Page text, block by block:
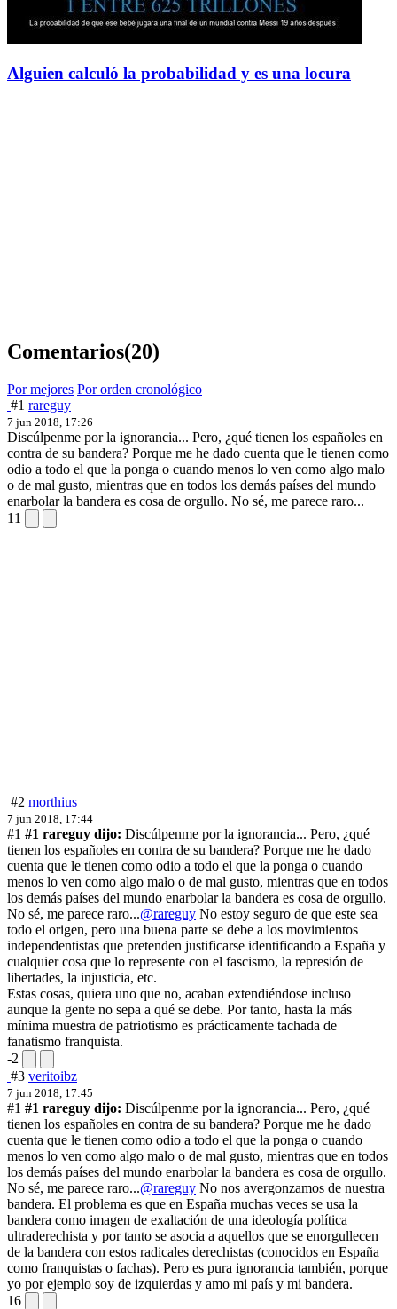
Alguien calculó la probabilidad y es una locura
Comentarios(20)
Por mejores Por orden cronológico
#1 rareguy
7 jun 2018, 17:26
Discúlpenme por la ignorancia... Pero, ¿qué tienen los españoles en
contra de su bandera? Porque me he dado cuenta que le tienen como
odio a todo el que la ponga o cuando menos lo ven como algo malo
o de mal gusto, mientras que en todos los demás países del mundo
enarbolar la bandera es cosa de orgullo. No sé, me parece raro...
11
#2 morthius
7 jun 2018, 17:44
#1 #1 rareguy dijo: Discúlpenme por la ignorancia... Pero, ¿qué
tienen los españoles en contra de su bandera? Porque me he dado
cuenta que le tienen como odio a todo el que la ponga o cuando
menos lo ven como algo malo o de mal gusto, mientras que en todos
los demás países del mundo enarbolar la bandera es cosa de orgullo.
No sé, me parece raro...@rareguy No estoy seguro de que este sea
todo el origen, pero una buena parte se debe a los movimientos
independentistas que pretenden justificarse identificando a España y
cualquier cosa que lo represente con el fascismo, la represión de
libertades, la injusticia, etc.
Estas cosas, quiera uno que no, acaban extendiéndose incluso
aunque la gente no sepa a qué se debe. Por tanto, hasta la más
mínima muestra de patriotismo es prácticamente tachada de
fanatismo franquista.
-2
#3 veritoibz
7 jun 2018, 17:45
#1 #1 rareguy dijo: Discúlpenme por la ignorancia... Pero, ¿qué
tienen los españoles en contra de su bandera? Porque me he dado
cuenta que le tienen como odio a todo el que la ponga o cuando
menos lo ven como algo malo o de mal gusto, mientras que en todos
los demás países del mundo enarbolar la bandera es cosa de orgullo.
No sé, me parece raro...@rareguy No nos avergonzamos de nuestra
bandera. El problema es que en España muchas veces se usa la
bandera como imagen de exaltación de una ideología política
ultraderechista y por tanto se asocia a aquellos que se enorgullecen
de la bandera con estos radicales derechistas (conocidos en España
como franquistas o fachas). Pero es pura ignorancia también, porque
yo por ejemplo soy de izquierdas y amo mi país y mi bandera.
16